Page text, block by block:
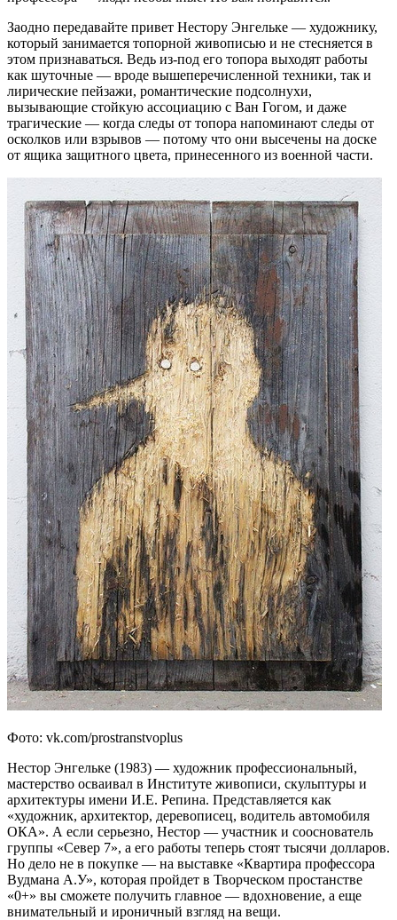
Заодно передавайте привет Нестору Энгельке — художнику,
который занимается топорной живописью и не стесняется в
этом признаваться. Ведь из-под его топора выходят работы
как шуточные — вроде вышеперечисленной техники, так и
лирические пейзажи, романтические подсолнухи,
вызывающие стойкую ассоциацию с Ван Гогом, и даже
трагические — когда следы от топора напоминают следы от
осколков или взрывов — потому что они высечены на доске
от ящика защитного цвета, принесенного из военной части.
Фото: vk.com/prostranstvoplus
Нестор Энгельке (1983) — художник профессиональный,
мастерство осваивал в Институте живописи, скульптуры и
архитектуры имени И.Е. Репина. Представляется как
«художник, архитектор, деревописец, водитель автомобиля
ОКА». А если серьезно, Нестор — участник и сооснователь
группы «Север 7», а его работы теперь стоят тысячи долларов.
Но дело не в покупке — на выставке «Квартира профессора
Вудмана А.У», которая пройдет в Творческом простанстве
«0+» вы сможете получить главное — вдохновение, а еще
внимательный и ироничный взгляд на вещи.